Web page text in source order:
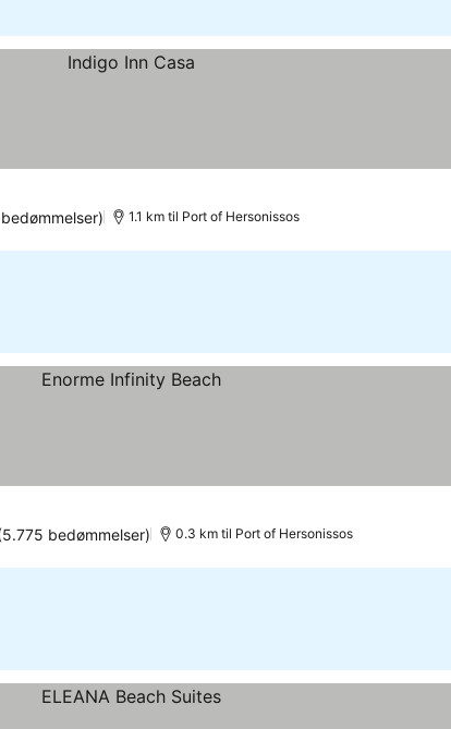
1.1 km til Port of Hersonissos
bedømmelser) 0.3 km til Port of Hersonissos